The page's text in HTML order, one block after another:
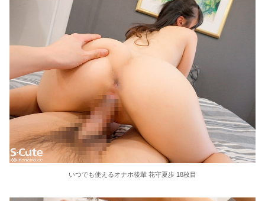
いつでも使えるオナホ後輩 花守夏歩 18枚目